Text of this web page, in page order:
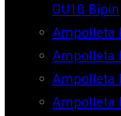
GU10 Bipin
Ampolleta
Ampolleta
Ampolleta
Ampolleta